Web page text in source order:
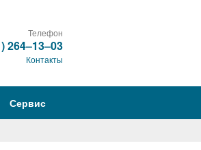
Телефон
264‒13‒03
Контакты
Сервис